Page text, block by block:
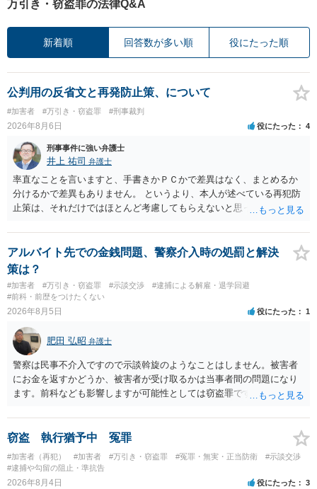
万引き・窃盗罪の法律Q&A
新着順 回答数が多い順 役にたった順
公判用の反省文と再発防止策、について
#加害者 #万引き・窃盗罪 #刑事裁判
2026年8月6日 役にたった 4
刑事事件に強い弁護士
井上 祐司 弁護士
率直なことを言いますと、手書きかＰＣかで差異はなく、まとめるか
分けるかで差異もありません。 というより、本人が述べている再犯防
止策は、それだけではほとんど考慮してもらえないと思った方が良い
やカウンセリング・治療の内容 ・利用している再犯防止策（例えば保
護観察所と連携した職業支援の内容や具体的な就労・監督状況） ・監
督者の証言 など、証拠で担保された客観性と実現可能性があるもので
なければあまり意味がありません。 もともと執行猶予が狙える事案で
あれば本人の反省の言葉だけで十分であり、実刑となるか微妙な事案
では、本人が再発防止策をいくら述べてもほとんど効果は望めないと
アルバイト先での金銭問題、警察介入時の処罰と解決
策は？
#加害者 #万引き・窃盗罪 #示談交渉
#逮捕による解雇・退学回避
#前科・前歴をつけたくない
2026年8月5日 役にたった 1
肥田 弘昭 弁護士
警察は民事不介入ですので示談斡旋のようなことはしません。被害者
にお金を返すかどうか、被害者が受け取るかは当事者間の問題になり
ます。前科なども影響しますが可能性としては窃盗罪ですので、逮捕
窃盗 執行猶予中 冤罪
#加害者（再犯） #加害者 #万引き・窃盗罪 #冤罪・無実・正当防衛
#示談交渉
#逮捕や勾留の阻止・準抗告
2026年8月4日 役にたった 3